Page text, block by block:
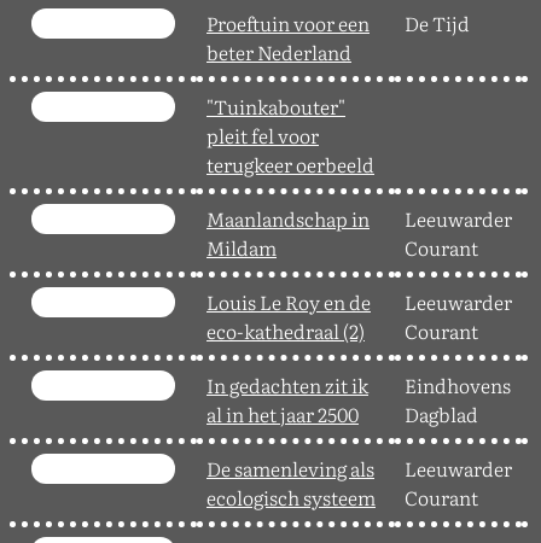
Proeftuin voor een
beter Nederland
De Tijd
"Tuinkabouter"
pleit fel voor
terugkeer oerbeeld
Maanlandschap in
Mildam
Leeuwarder
Courant
Louis Le Roy en de
eco-kathedraal (2)
Leeuwarder
Courant
In gedachten zit ik
al in het jaar 2500
Eindhovens
Dagblad
De samenleving als
ecologisch systeem
Leeuwarder
Courant